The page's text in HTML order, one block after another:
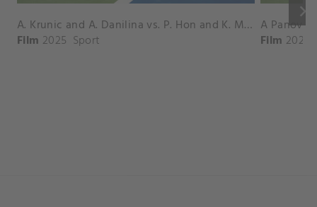
keyboard_arrow_right
A. Krunic and A. Danilina vs. P. Hon and K. Muchova Match Highlights - BEIJING_Capital Group Diamond ( October 02, 2025)
Film 2025 Sport Film 2026